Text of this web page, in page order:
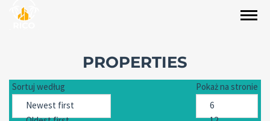
PROPERTIES
Sortuj według Pokaż na stronie